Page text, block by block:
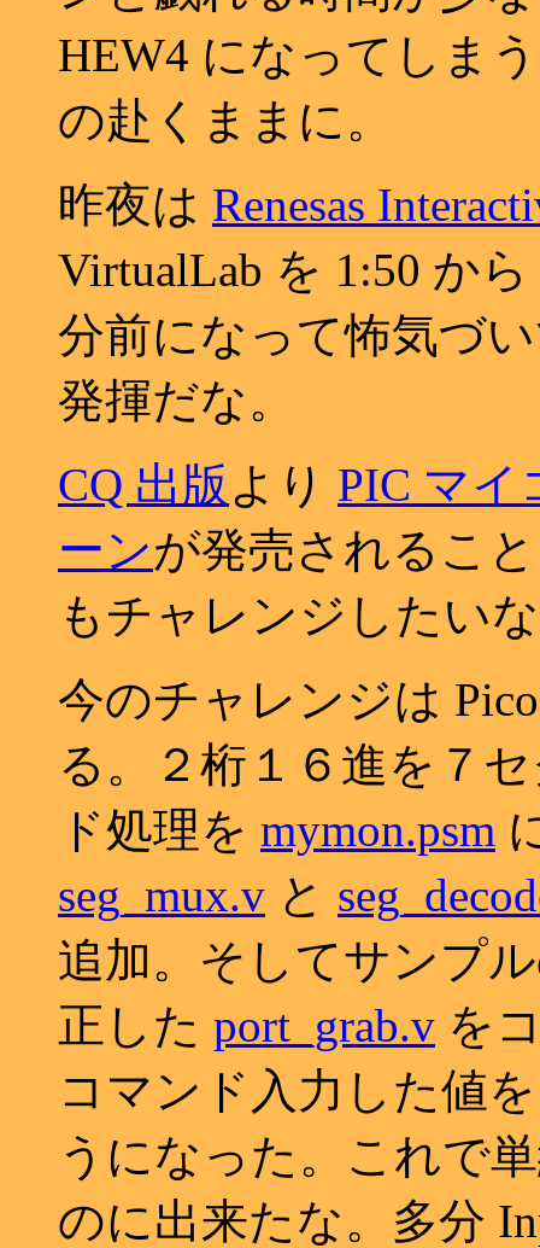
HEW4 になってしま
の赴くままに。
昨夜は Renesas
VirtualLab を 1:50 か
分前になって怖気づ
発揮だな。
CQ 出版 より PIC マ
ーンが発売されるこ
もチャレンジしたい
今のチャレンジは
る。２桁１６進を７
ド処理を mymon.psm
seg_mux.v と
追加。そしてサンプ
正した port_grab.v を
コマンド入力した値
うになった。これで
のに出来たな。多分